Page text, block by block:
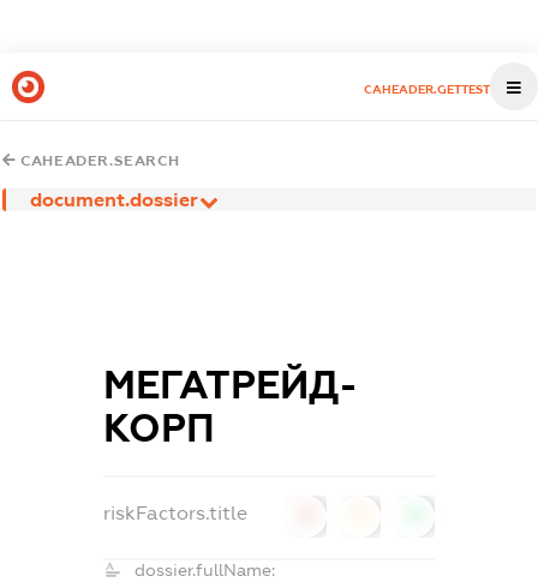
CAHEADER.GETTEST
CAHEADER.SEARCH
document.dossier
МЕГАТРЕЙД-
КОРП
riskFactors.title
dossier.fullName: